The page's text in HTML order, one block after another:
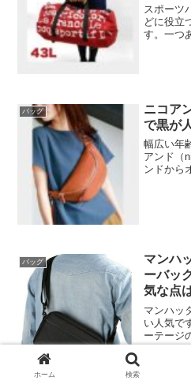
スポーツ
どに役立
す。一つ
バッグ
ニコア
で黒が
幅広い年
アンド（
ンドから
バッグ
マンハ
ーバッ
気な点
マンハッ
い人気で
ーテージ
す。こち
すが、そ
リリッ
ホーム 検索